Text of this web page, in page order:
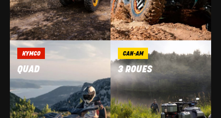
KYMCO
QUAD
CAN-AM
3 ROUES